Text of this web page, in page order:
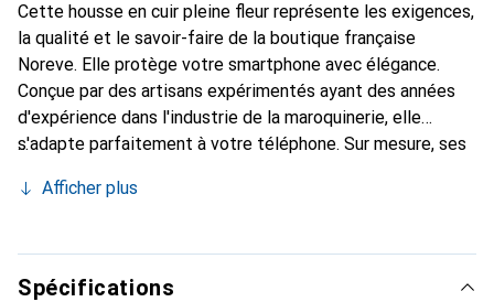
Cette housse en cuir pleine fleur représente les exigences,
la qualité et le savoir-faire de la boutique française
Noreve. Elle protège votre smartphone avec élégance.
Conçue par des artisans expérimentés ayant des années
d'expérience dans l'industrie de la maroquinerie, elle
s'adapte parfaitement à votre téléphone. Sur mesure, ses
Elle devient un accessoire chic et indispensable pour votre
produits de haute qualité, la marque Noreve est un choix
fiable pour une clientèle exigeante.
Afficher plus
Spécifications